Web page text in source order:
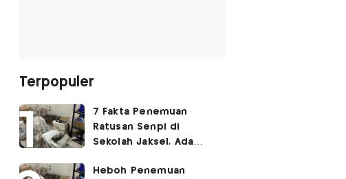
Terpopuler
7 Fakta Penemuan
Ratusan Senpi di
Sekolah Jaksel, Ada
Ruang Bunker
Heboh Penemuan